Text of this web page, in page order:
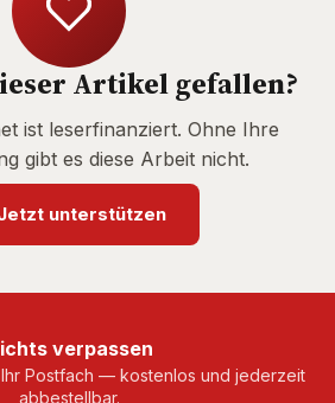
Artikel gefallen?
ist leserfinanziert. Ohne Ihre
gibt es diese Arbeit nicht.
unterstützen
verpassen
Postfach — kostenlos und jederzeit
abbestellbar.